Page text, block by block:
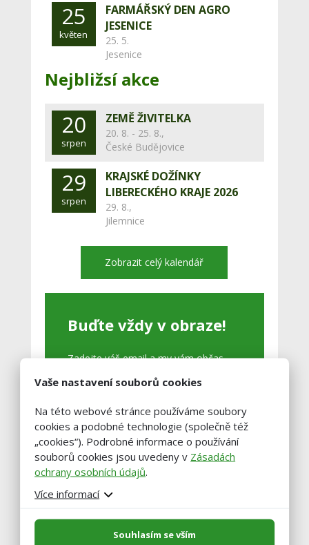
25
květen
FARMÁŘSKÝ DEN AGRO
JESENICE
25. 5.
Jesenice
Nejbližsí akce
20
srpen
ZEMĚ ŽIVITELKA
20. 8. - 25. 8.,
České Budějovice
29
srpen
KRAJSKÉ DOŽÍNKY
LIBERECKÉHO KRAJE 2026
29. 8.,
Jilemnice
Zobrazit celý kalendář
Buďte vždy v obraze!
Zadejte váš email a my vám občas
článků.
Vaše nastavení souborů cookies
Na této webové stránce používáme soubory
cookies a podobné technologie (společně též
„cookies“). Podrobné informace o používání
souborů cookies jsou uvedeny v Zásadách
ochrany osobních údajů.
Více informací
Souhlasím se vším